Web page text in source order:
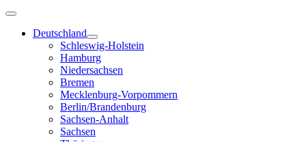
Deutschland
Schleswig-Holstein
Hamburg
Niedersachsen
Bremen
Mecklenburg-Vorpommern
Berlin/Brandenburg
Sachsen-Anhalt
Sachsen